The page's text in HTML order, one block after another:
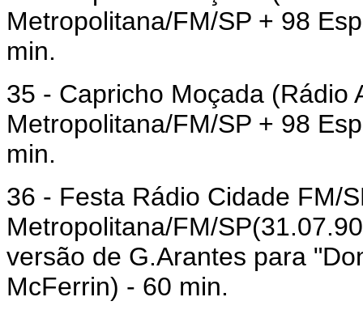
Metropolitana/FM/SP + 98
min.
35 - Capricho Moçada (Rádio
Metropolitana/FM/SP + 98
min.
36 - Festa Rádio Cidade FM/
Metropolitana/FM/
versão de G.Arantes para
McFerrin) - 60 min.